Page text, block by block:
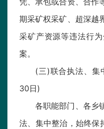
期采矿权采矿、超深越
采矿产资源等违法行
案。
(三)联合执法、集
30日)
各职能部门、各乡
法、集中整治，始终保